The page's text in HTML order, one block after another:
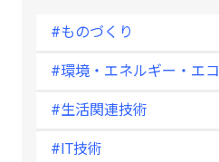
#ものづくり
#環境・エネルギー・エコ
#生活関連技術
#IT技術